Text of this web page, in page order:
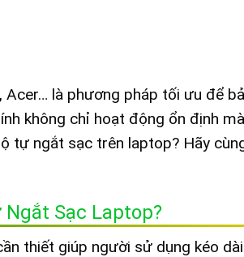
Acer… là phương pháp tối ưu để
không chỉ hoạt động ổn định
tự ngắt sạc trên laptop? Hãy
Ngắt Sạc Laptop?
thiết giúp người sử dụng kéo